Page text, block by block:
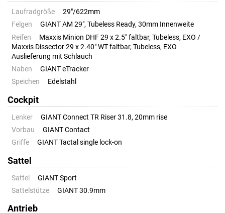
Laufradgröße
29"/622mm
Felgen
GIANT AM 29", Tubeless Ready, 30mm Innenweite
Reifen
Maxxis Minion DHF 29 x 2.5" faltbar, Tubeless, EXO /
Maxxis Dissector 29 x 2.40" WT faltbar, Tubeless, EXO
Auslieferung mit Schlauch
Naben
GIANT eTracker
Speichen
Edelstahl
Cockpit
Lenker
GIANT Connect TR Riser 31.8, 20mm rise
Vorbau
GIANT Contact
Griffe
GIANT Tactal single lock-on
Sattel
Sattel
GIANT Sport
Sattelstütze
GIANT 30.9mm
Antrieb